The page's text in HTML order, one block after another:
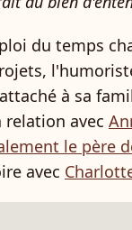
du temps
à sa
relation avec
le père
avec